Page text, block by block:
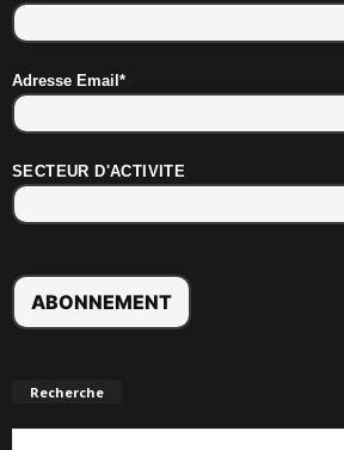
Adresse Email*
SECTEUR D'ACTIVITE
Recherche